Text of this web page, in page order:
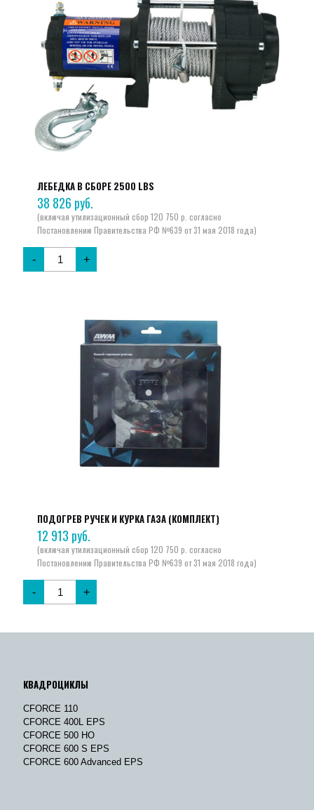
ЛЕБЕДКА В СБОРЕ 2500 LBS
38 826 руб.
- +
ПОДОГРЕВ РУЧЕК И КУРКА ГАЗА (КОМПЛЕКТ)
12 913 руб.
- +
КВАДРОЦИКЛЫ
CFORCE 110
CFORCE 400L EPS
CFORCE 500 HO
CFORCE 600 S EPS
CFORCE 600 Advanced EPS